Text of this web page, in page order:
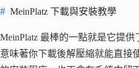
MeinPlatz 下載與安裝教學
MeinPlatz 最棒的一點就是它提供
意味著你下載後解壓縮就能直接